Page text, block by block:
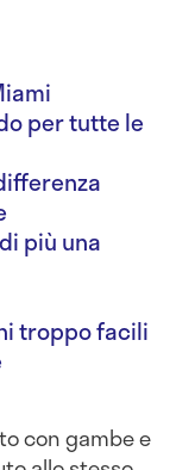
per tutte le
più una
troppo facili
con gambe e